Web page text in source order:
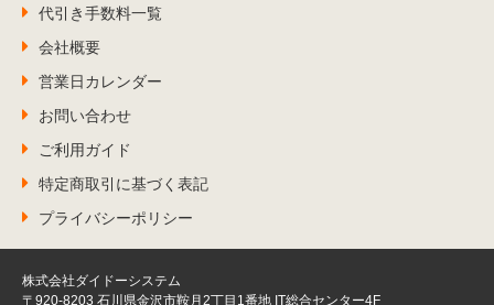
代引き手数料一覧
会社概要
営業日カレンダー
お問い合わせ
ご利用ガイド
特定商取引に基づく表記
プライバシーポリシー
株式会社ダイドーシステム
〒920-8203 石川県金沢市鞍月2丁目1番地 IT総合センター4F